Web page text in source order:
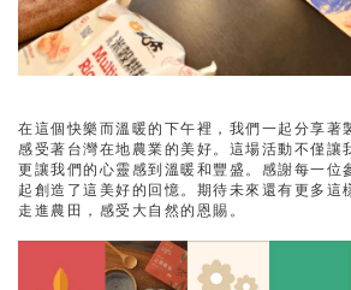
在這個快樂而溫暖的下午裡，我們一起分享著
感受著台灣在地農業的美好。這場活動不僅讓
更讓我們的心靈感到溫暖和豐盛。感謝每一位
起創造了這美好的回憶。期待未來還有更多這
走進農田，感受大自然的恩賜。